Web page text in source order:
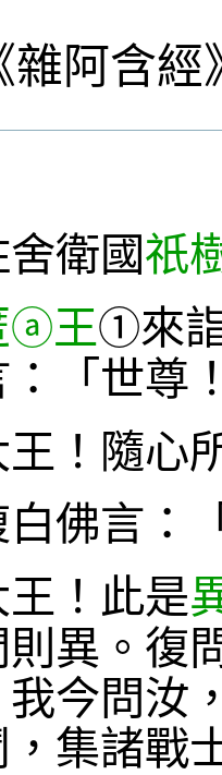
雜阿含經
衛國祇
ⓐ王①來
「世尊
！隨心
佛言：
！此是
異。復
我今問汝
，集諸戰